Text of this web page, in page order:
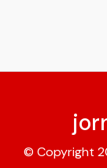
© Copyright